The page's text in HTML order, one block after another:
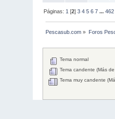
Páginas: 1 [2]3 4 5 6 7 ...462
Pescasub.com » Foros
Tema normal
Tema candente (Más
Tema muy candente